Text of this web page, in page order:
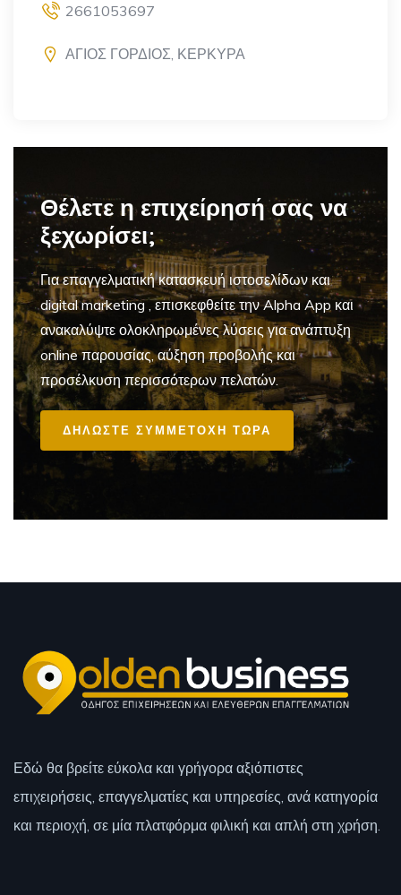
2661053697
ΑΓΙΟΣ ΓΟΡΔΙΟΣ, ΚΕΡΚΥΡΑ
Θέλετε η επιχείρησή σας να
ξεχωρίσει;
Για επαγγελματικήκατασκευή ιστοσελίδων και
digital marketing, επισκεφθείτε την Alpha App και
ανακαλύψτε ολοκληρωμένες λύσεις για ανάπτυξη
online παρουσίας, αύξηση προβολής και
προσέλκυση περισσότερων πελατών.
ΔΗΛΩΣΤΕ ΣΥΜΜΕΤΟΧΗ ΤΩΡΑ
Εδώ θα βρείτε εύκολα και γρήγορα αξιόπιστες
επιχειρήσεις, επαγγελματίες και υπηρεσίες, ανά κατηγορία
και περιοχή, σε μία πλατφόρμα φιλική και απλή στη χρήση.